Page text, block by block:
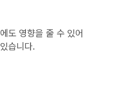
도 영향을 줄 수 있어
습니다.